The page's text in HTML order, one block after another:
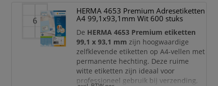
labels.
Dankzij het ruime A5-formaat van
148,5 x 205 mm bieden deze etiketten
veel ruimte vo
HERMA 4653 Premium Adresetiketten
A4 99,1x93,1mm Wit 600 stuks
De HERMA 4653 Premium etiketten
99,1 x 93,1 mm zijn hoogwaardige
zelfklevende etiketten op A4-vellen met
permanente hechting. Deze ruime
witte etiketten zijn ideaal voor
professioneel gebruik bij verzending,